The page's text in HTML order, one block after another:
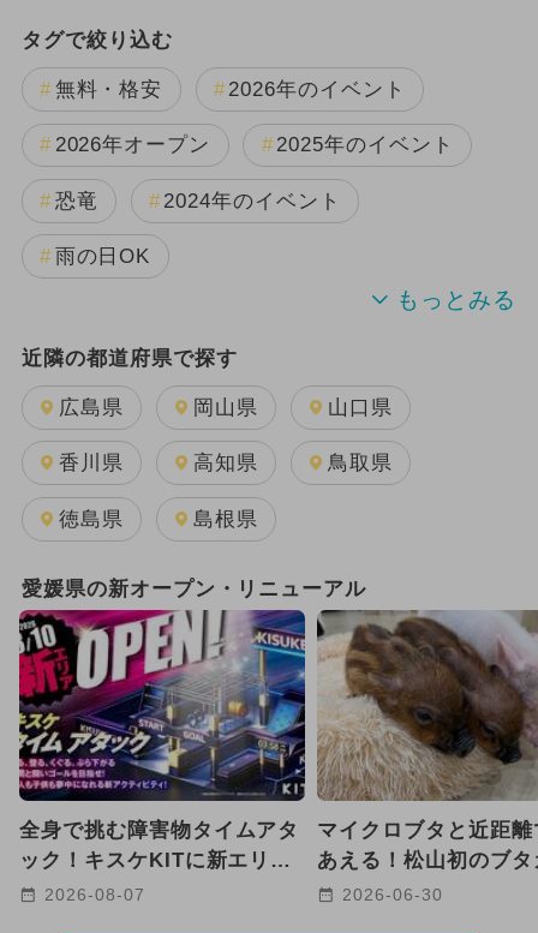
タグで絞り込む
無料・格安 2026年のイベント
2026年オープン 2025年のイベント
恐竜 2024年のイベント
雨の日OK
2025年11月のイベント
2026年1月のイベント
2025年12月のイベント
2025年3月のイベント
2025年9月のイベント
2025年10月のイベント
2025年8月のイベント
GW(ゴールデンウィーク)
2024年11月のイベント
2024年12月のイベント
近隣の都道府県で探す
広島県 岡山県 山口県
香川県 高知県 鳥取県
徳島県 島根県
愛媛県の新オープン・リニューアル
全身で挑む障害物タイムアタ
ック！キスケKITに新エリア
が誕生【愛媛・松山】
2026-08-07
マイクロブタと近距離
あえる！松山初のブタ
が銀天街に7月3日新
2026-06-30